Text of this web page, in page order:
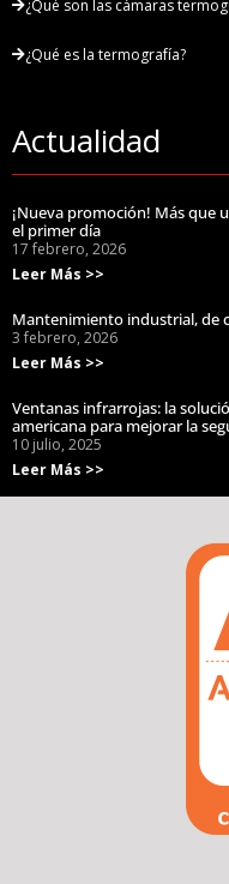
¿Qué son las cámaras
¿Qué es la termografía?
Actualidad
¡Nueva promoción! Más que
el primer día
17 febrero, 2026
Leer Más >>
Mantenimiento industrial, de
3 febrero, 2026
Leer Más >>
Ventanas infrarrojas: la
americana para mejorar la
10 julio, 2025
Leer Más >>